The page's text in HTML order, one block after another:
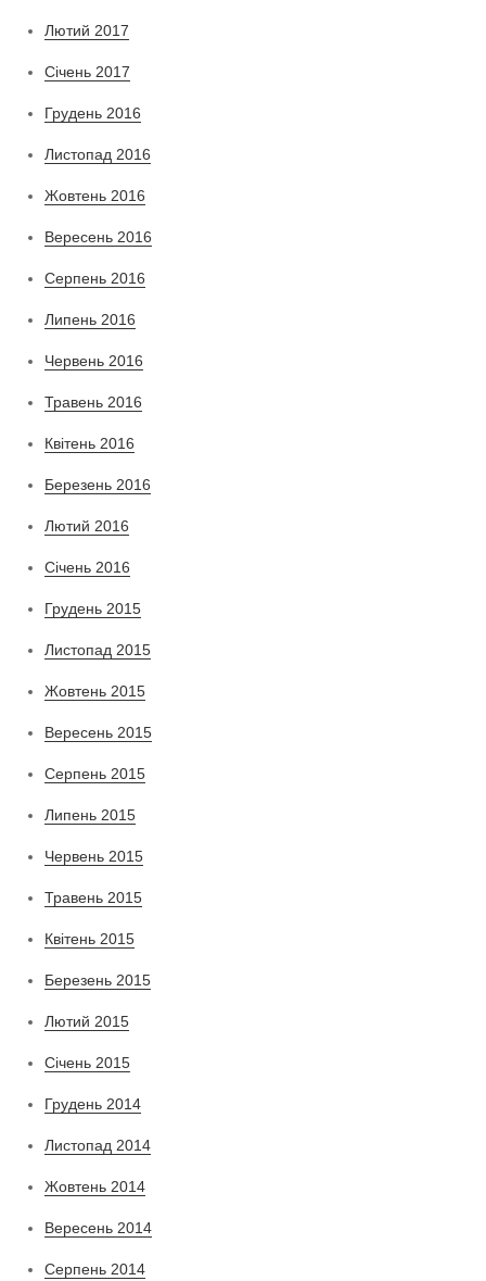
Лютий 2017
Січень 2017
Грудень 2016
Листопад 2016
Жовтень 2016
Вересень 2016
Серпень 2016
Липень 2016
Червень 2016
Травень 2016
Квітень 2016
Березень 2016
Лютий 2016
Січень 2016
Грудень 2015
Листопад 2015
Жовтень 2015
Вересень 2015
Серпень 2015
Липень 2015
Червень 2015
Травень 2015
Квітень 2015
Березень 2015
Лютий 2015
Січень 2015
Грудень 2014
Листопад 2014
Жовтень 2014
Вересень 2014
Серпень 2014